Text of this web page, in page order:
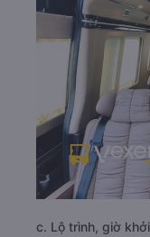
c. Lộ trình, giờ